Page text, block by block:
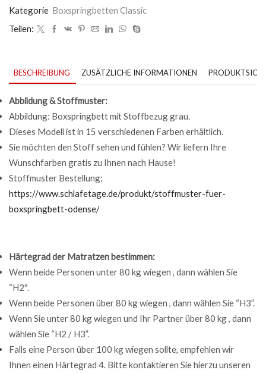
Kategorie Boxspringbetten Classic
Teilen:
BESCHREIBUNG ZUSÄTZLICHE INFORMATIONEN
Abbildung & Stoffmuster:
Abbildung: Boxspringbett mit Stoffbezug grau.
Dieses Modell ist in 15 verschiedenen Farben erhältlich.
Sie möchten den Stoff sehen und fühlen? Wir liefern Ihre
Wunschfarben gratis zu Ihnen nach Hause!
Stoffmuster Bestellung:
https://www.schlafetage.de/produkt/stoffmuster-fuer-
boxspringbett-odense/
Härtegrad der Matratzen bestimmen:
Wenn beide Personen unter 80 kg wiegen , dann wählen Sie
“H2″.
Wenn beide Personen über 80 kg wiegen , dann wählen Sie “H3”.
Wenn Sie unter 80 kg wiegen und Ihr Partner über 80 kg , dann
wählen Sie “H2 / H3”.
Falls eine Person über 100 kg wiegen sollte, empfehlen wir
Ihnen einen Härtegrad 4. Bitte kontaktieren Sie hierzu unseren